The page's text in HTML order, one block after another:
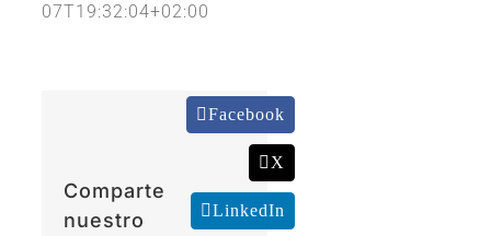
07T19:32:04+02:00
Comparte
nuestro
Facebook
X
LinkedIn